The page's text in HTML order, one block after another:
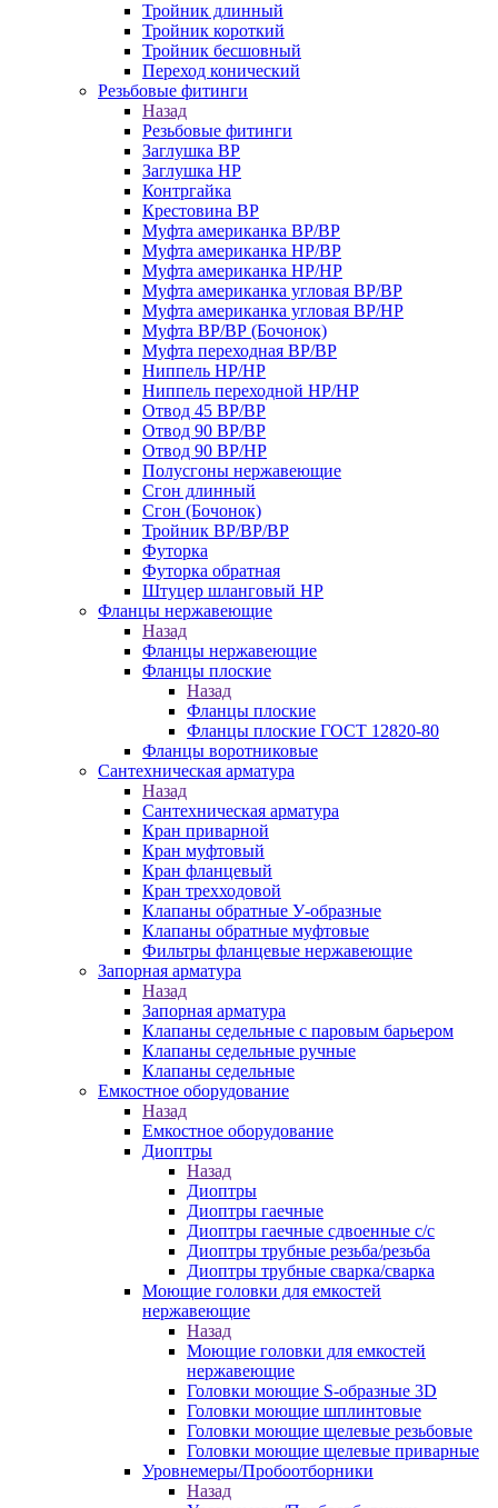
Тройник длинный
Тройник короткий
Тройник бесшовный
Переход конический
Резьбовые фитинги
Назад
Резьбовые фитинги
Заглушка ВР
Заглушка НР
Контргайка
Крестовина ВР
Муфта американка ВР/ВР
Муфта американка НР/ВР
Муфта американка НР/НР
Муфта американка угловая ВР/ВР
Муфта американка угловая ВР/НР
Муфта ВР/ВР (Бочонок)
Муфта переходная ВР/ВР
Ниппель НР/НР
Ниппель переходной НР/НР
Отвод 45 ВР/ВР
Отвод 90 ВР/ВР
Отвод 90 ВР/НР
Полусгоны нержавеющие
Сгон длинный
Сгон (Бочонок)
Тройник ВР/ВР/ВР
Футорка
Футорка обратная
Штуцер шланговый НР
Фланцы нержавеющие
Назад
Фланцы нержавеющие
Фланцы плоские
Назад
Фланцы плоские
Фланцы плоские ГОСТ 12820-80
Фланцы воротниковые
Сантехническая арматура
Назад
Сантехническая арматура
Кран приварной
Кран муфтовый
Кран фланцевый
Кран трехходовой
Клапаны обратные У-образные
Клапаны обратные муфтовые
Фильтры фланцевые нержавеющие
Запорная арматура
Назад
Запорная арматура
Клапаны седельные с паровым барьером
Клапаны седельные ручные
Клапаны седельные
Емкостное оборудование
Назад
Емкостное оборудование
Диоптры
Назад
Диоптры
Диоптры гаечные
Диоптры гаечные сдвоенные c/c
Диоптры трубные резьба/резьба
Диоптры трубные сварка/сварка
Моющие головки для емкостей
нержавеющие
Назад
Моющие головки для емкостей
нержавеющие
Головки моющие S-образные 3D
Головки моющие шплинтовые
Головки моющие щелевые резьбовые
Головки моющие щелевые приварные
Уровнемеры/Пробоотборники
Назад